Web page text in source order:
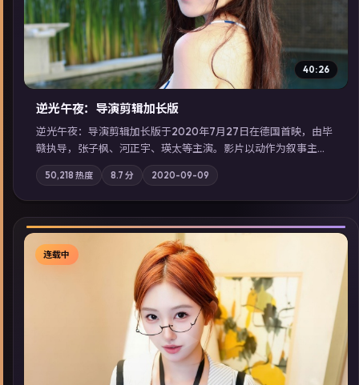
40:26
逆光午夜：导演剪辑加长版
逆光午夜：导演剪辑加长版于2020年7月27日在德国首映，由毕
赣执导，张子枫、河正宇、瑛太等主演。影片以动作为叙事主
轴，记忆碎片重组后，主角发现自己从未活过“真实”的一天；摄
影与配乐强化地域气质；站内亦可通过「国产免费观看高清电视
剧在线看」延展检索同类型高分佳作，畅享高清在线追剧体验。
50,218 热度 8.7 分 2020-09-09
▶
连载中